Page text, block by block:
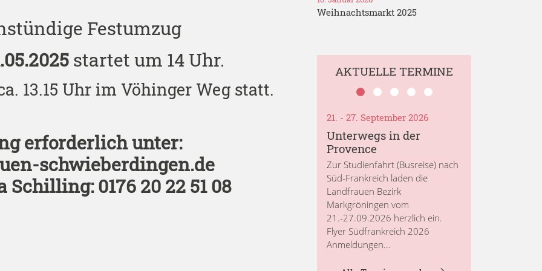
Festumzug
startet um 14 Uhr.
13.15 Uhr im Vöhinger Weg statt.
erforderlich unter:
schwieberdingen.de
0176 20 22 51 08
Weihnachtsmarkt 2025
AKTUELLE TERMINE
21. - 27. September 2026
Unterwegs in der
Provence
Zur Studienfahrt (Busreise) nach
Süd-Frankreich laden die
Landfrauen Bezirk
Markgröningen vom
21.-27.09.2026 herzlich ein.
Flyer Südfrankreich 2026
Anmeldungen...